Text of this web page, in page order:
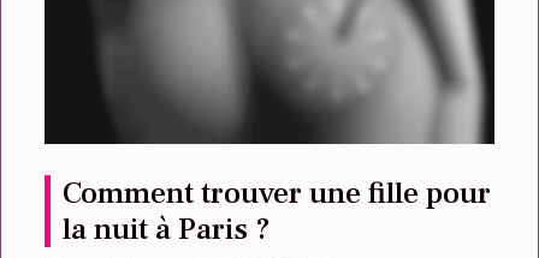
Comment trouver une fille pour
la nuit à Paris ?